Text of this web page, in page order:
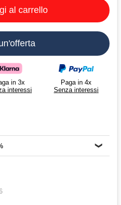
al carrello
in 3x
interessi
Paga in 4x
Senza interessi
❯